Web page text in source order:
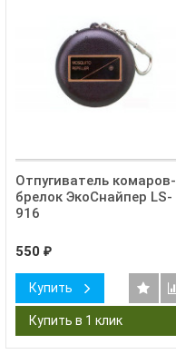
Отпугиватель комаров-
брелок ЭкоСнайпер LS-
916
550 ₽
Купить